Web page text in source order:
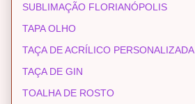
SUBLIMAÇÃO FLORIANÓPOLIS
TAPA OLHO
TAÇA DE ACRÍLICO PERSONALIZADA
TAÇA DE GIN
TOALHA DE ROSTO